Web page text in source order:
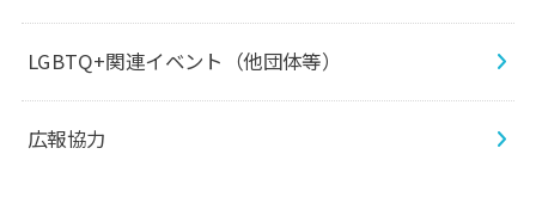
LGBTQ+関連イベント（他団体等）
広報協力